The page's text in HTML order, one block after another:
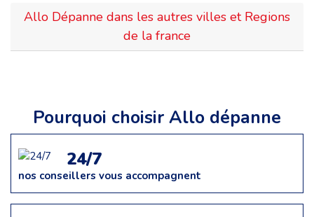
Allo Dépanne dans les autres villes et Regions
de la france
Pourquoi choisir Allo dépanne
24/7
nos conseillers vous accompagnent